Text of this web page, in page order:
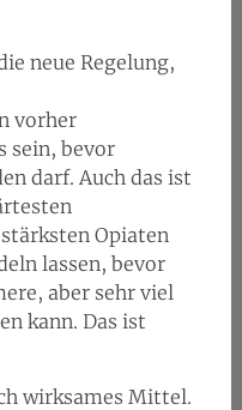
neue Regelung,
vorher
sein, bevor
darf. Auch das ist
Opiaten
lassen, bevor
aber sehr viel
kann. Das ist
wirksames Mittel.